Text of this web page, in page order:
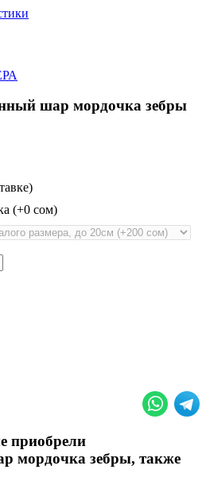
шар мордочка зебры
(+0 сом)
приобрели
мордочка зебры, также